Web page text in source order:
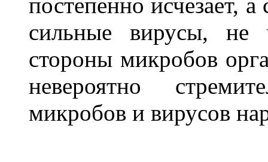
сильные вирусы, не
стороны микробов
невероятно
микробов и вирусов